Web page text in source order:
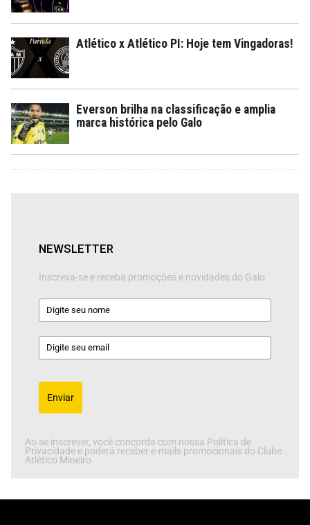
Atlético x Atlético PI: Hoje tem Vingadoras!
Everson brilha na classificação e amplia
marca histórica pelo Galo
NEWSLETTER
Inscreva-se e receba promoções e novidades do Galo
Enviar
Ao se inscrever, você concorda com nossa Política de
Privacidade e poderá receber e-mails promocionais do Clube
Atlético Mineiro.